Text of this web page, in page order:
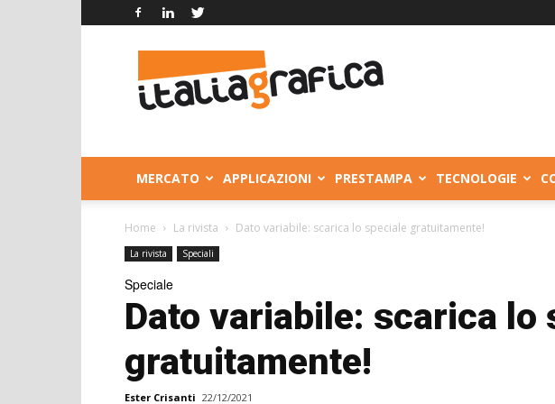
Grafica
MERCATO APPLICAZIONI PRESTAMPA TECNOLOGIE
Home La rivista Dato variabile: scarica lo speciale gratuitamente!
La rivista Speciali
Speciale
Dato variabile: scarica lo
gratuitamente!
Ester Crisanti 22/12/2021